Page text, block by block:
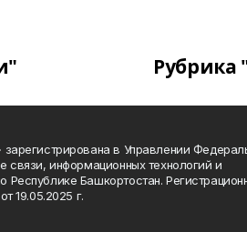
в Управлении
связи, информационных технологий и
Башкортостан.
19.05.2025 г.